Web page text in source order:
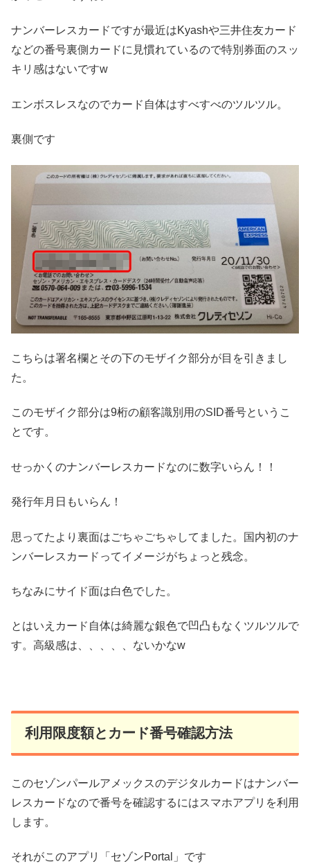
ナンバーレスカードですが最近はKyashや三井住友カード
などの番号裏側カードに見慣れているので特別券面のスッ
キリ感はないですw
エンボスレスなのでカード自体はすべすべのツルツル。
裏側です
こちらは署名欄とその下のモザイク部分が目を引きまし
た。
このモザイク部分は9桁の顧客識別用のSID番号というこ
とです。
せっかくのナンバーレスカードなのに数字いらん！！
発行年月日もいらん！
思ってたより裏面はごちゃごちゃしてました。国内初のナ
ンバーレスカードってイメージがちょっと残念。
ちなみにサイド面は白色でした。
とはいえカード自体は綺麗な銀色で凹凸もなくツルツルで
す。高級感は、、、、、ないかなw
利用限度額とカード番号確認方法
このセゾンパールアメックスのデジタルカードはナンバー
レスカードなので番号を確認するにはスマホアプリを利用
します。
それがこのアプリ「セゾンPortal」です